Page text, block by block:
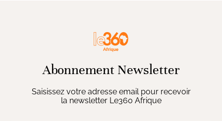
Abonnement Newsletter
Saisissez votre adresse email pour recevoir
la newsletter Le360 Afrique